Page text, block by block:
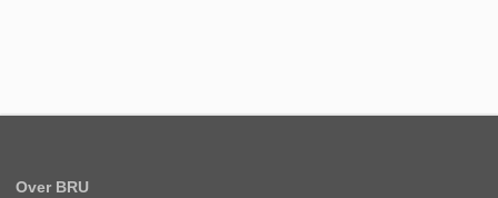
Over BRU